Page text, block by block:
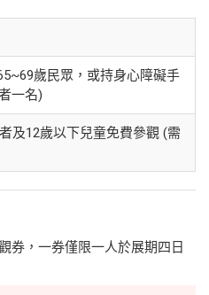
歲民眾，或持身心障礙手
一名)
及12歲以下兒童免費參觀 (需
券，一券僅限一人於展期四日